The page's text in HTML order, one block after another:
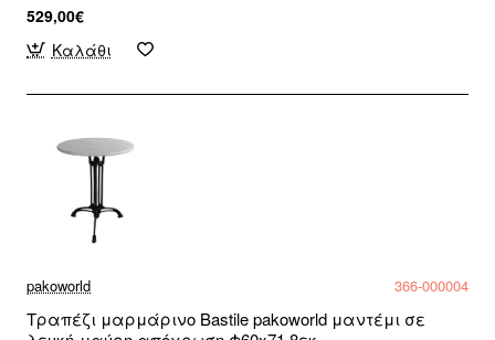
529,00€
Καλάθι
pakoworld 366-000004
Τραπέζι μαρμάρινο Bastile pakoworld μαντέμι σε